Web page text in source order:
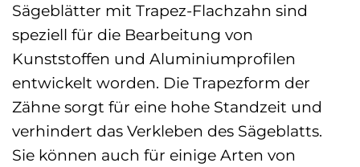
Sägeblätter mit Trapez-Flachzahn sind
speziell für die Bearbeitung von
Kunststoffen und Aluminiumprofilen
entwickelt worden. Die Trapezform der
Zähne sorgt für eine hohe Standzeit und
verhindert das Verkleben des Sägeblatts.
Sie können auch für einige Arten von